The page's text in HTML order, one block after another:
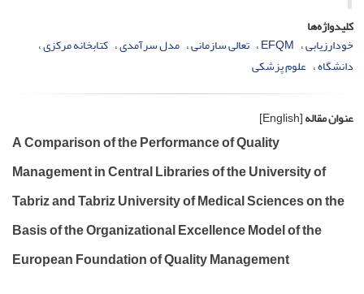
کلیدواژه‌ها
خودارزیابی EFQM تعالی سازمانی مدل سرآمدی کتابخانه مرکزی
دانشگاه علوم پزشکی
عنوان مقاله[English]
A Comparison of the Performance of Quality
Management in Central Libraries of the University of
Tabriz and Tabriz University of Medical Sciences on the
Basis of the Organizational Excellence Model of the
European Foundation of Quality Management